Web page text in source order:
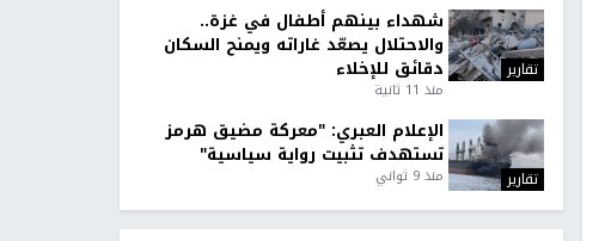
تقارير
شهداء بينهم أطفال في غزة..
والاحتلال يصعّد غاراته ويمنح السكان
دقائق للإخلاء
منذ 11 ثانية
تقارير
الإعلام العبري: "معركة مضيق هرمز
تستهدف تثبيت رواية سياسية"
منذ 9 ثواني